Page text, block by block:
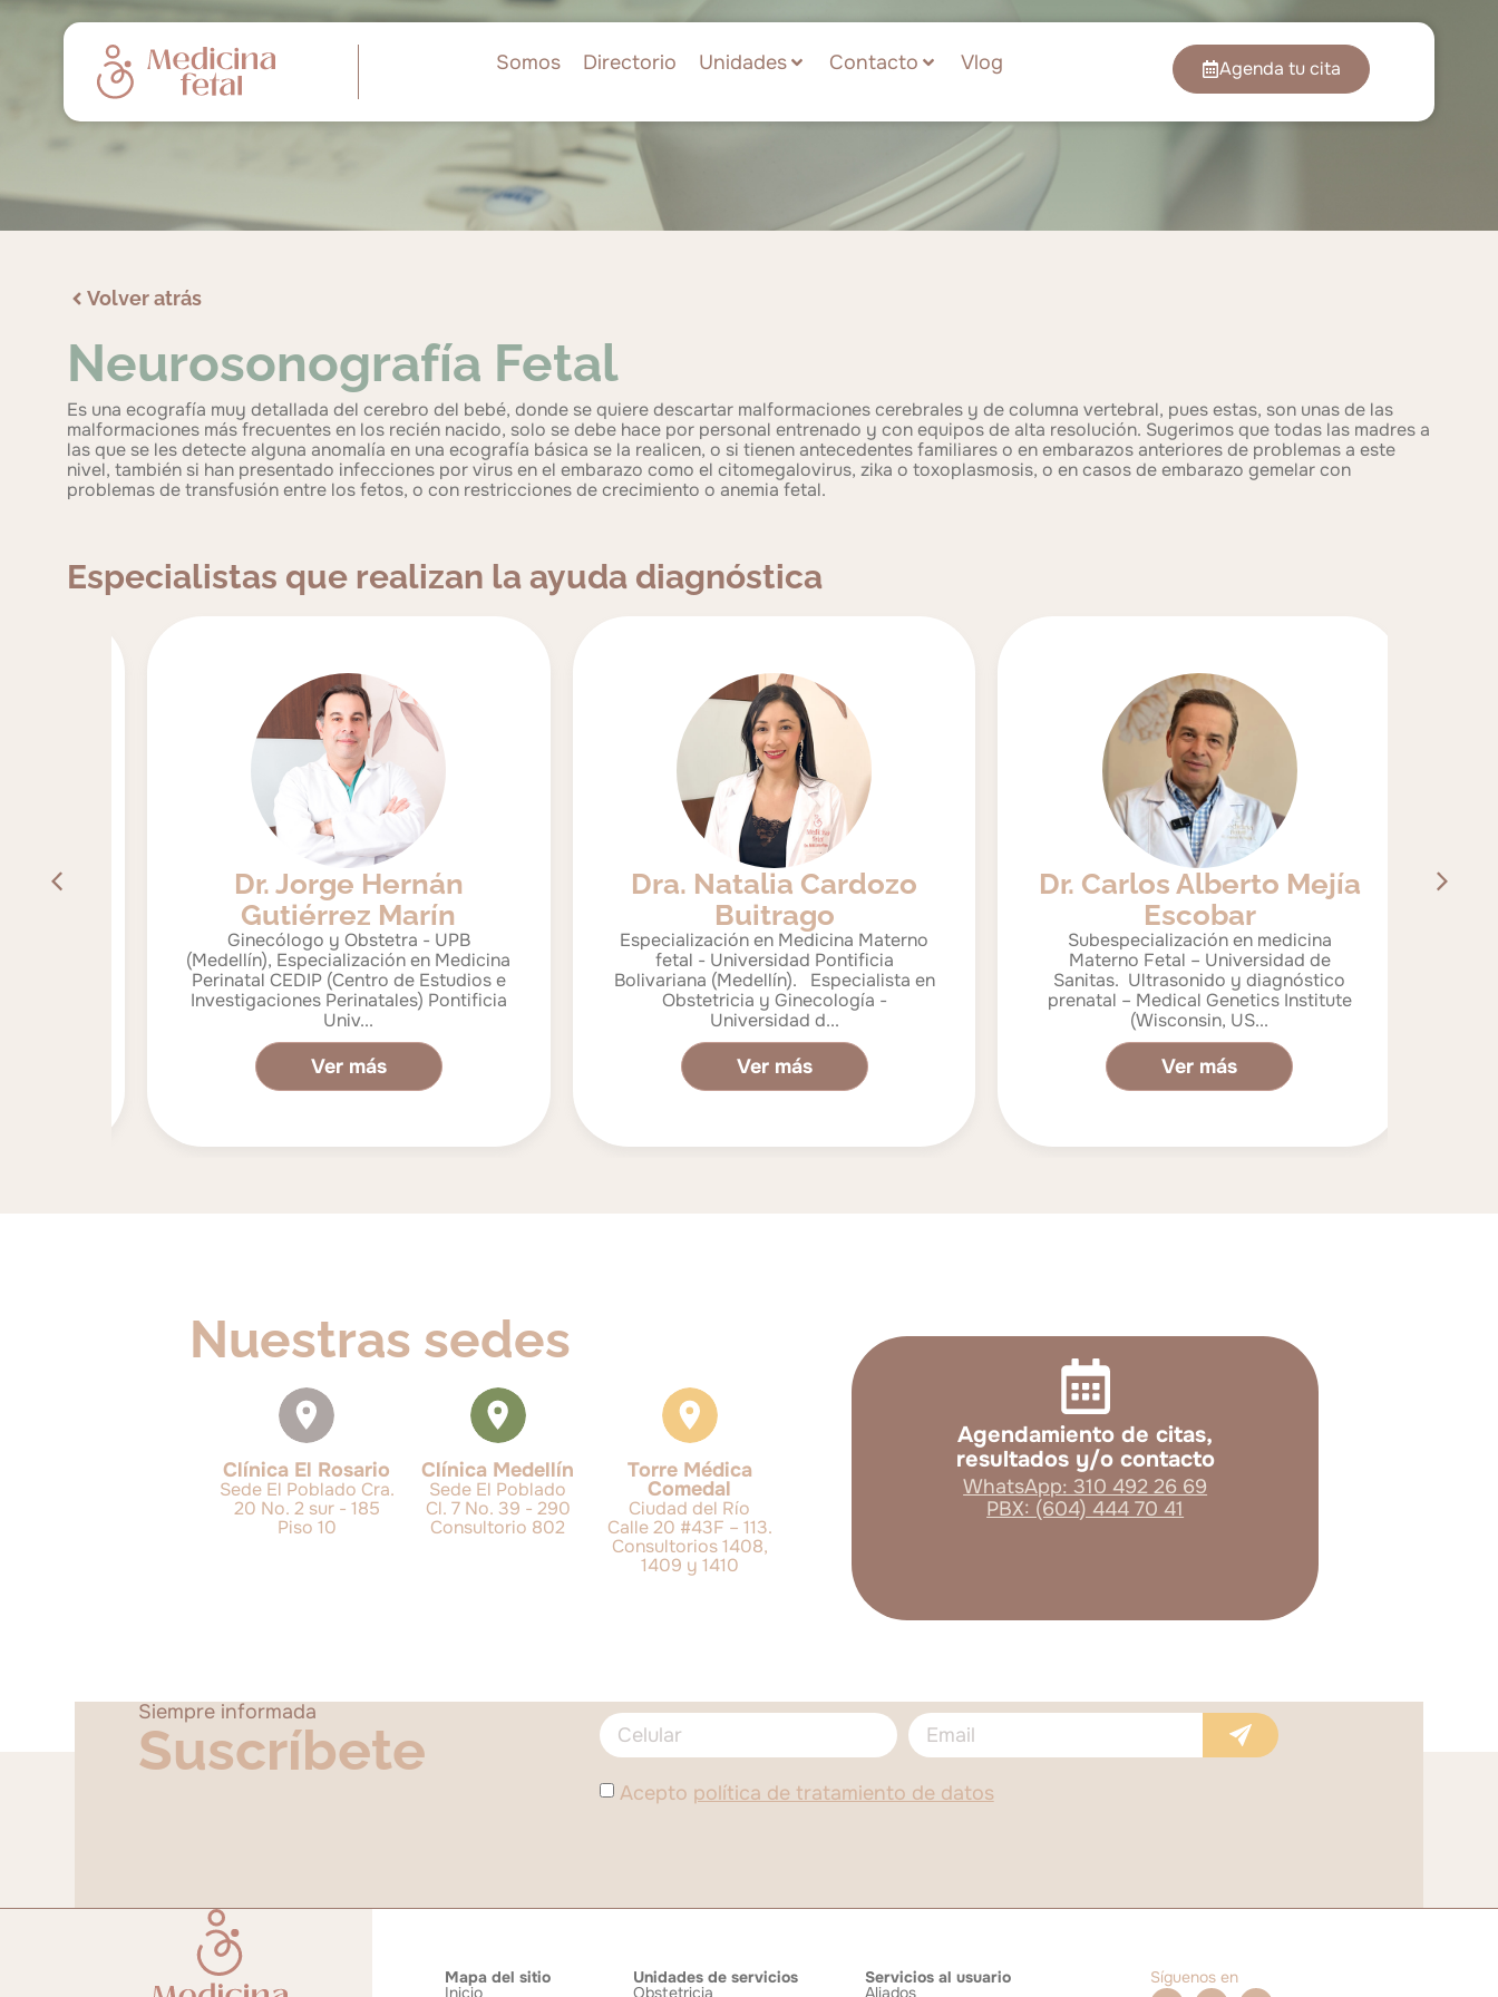
Somos Directorio Unidades Contacto Vlog Agenda tu cita
Volver atrás
Neurosonografía Fetal
Es una ecografía muy detallada del cerebro del bebé, donde se quiere descartar malformaciones cerebrales y de columna vertebral, pues estas, son unas de las
malformaciones más frecuentes en los recién nacido, solo se debe hace por personal entrenado y con equipos de alta resolución. Sugerimos que todas las madres a
las que se les detecte alguna anomalía en una ecografía básica se la realicen, o si tienen antecedentes familiares o en embarazos anteriores de problemas a este
nivel, también si han presentado infecciones por virus en el embarazo como el citomegalovirus, zika o toxoplasmosis, o en casos de embarazo gemelar con
problemas de transfusión entre los fetos, o con restricciones de crecimiento o anemia fetal.
Especialistas que realizan la ayuda diagnóstica
Dr. Jorge Hernán
Gutiérrez Marín
Ginecólogo y Obstetra - UPB
(Medellín), Especialización en Medicina
Perinatal CEDIP (Centro de Estudios e
Investigaciones Perinatales) Pontificia
Univ...
Ver más
Dra. Natalia Cardozo
Buitrago
Especialización en Medicina Materno
fetal - Universidad Pontificia
Bolivariana (Medellín). Especialista en
Obstetricia y Ginecología -
Universidad d...
Ver más
Dr. Carlos Alberto Mejía
Escobar
Subespecialización en medicina
Materno Fetal – Universidad de
Sanitas. Ultrasonido y diagnóstico
prenatal – Medical Genetics Institute
(Wisconsin, US...
Ver más
Dr.
Nuestras sedes
Clínica El Rosario
Sede El Poblado Cra.
20 No. 2 sur - 185
Piso 10
Clínica Medellín
Sede El Poblado
Cl. 7 No. 39 - 290
Consultorio 802
Torre Médica
Comedal
Ciudad del Río
Calle 20 #43F – 113.
Consultorios 1408,
1409 y 1410
Agendamiento de citas,
resultados y/o contacto
WhatsApp: 310 492 26 69
PBX: (604) 444 70 41
Siempre informada
Suscríbete
Acepto política de tratamiento de datos
Mapa del sitio
Inicio
Unidades de servicios
Obstetricia
Servicios al usuario
Aliados
Síguenos en